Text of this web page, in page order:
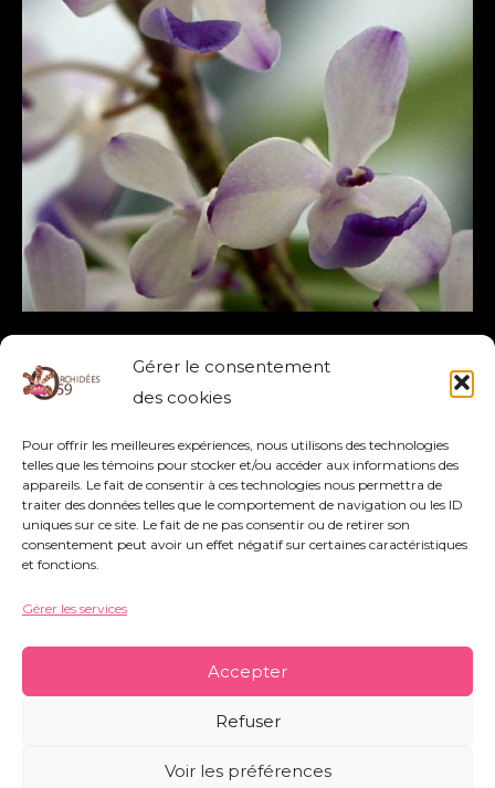
Gérer le consentement
des cookies
Pour offrir les meilleures expériences, nous utilisons des technologies
telles que les témoins pour stocker et/ou accéder aux informations des
appareils. Le fait de consentir à ces technologies nous permettra de
traiter des données telles que le comportement de navigation ou les ID
uniques sur ce site. Le fait de ne pas consentir ou de retirer son
consentement peut avoir un effet négatif sur certaines caractéristiques
et fonctions.
Gérer les services
Accepter
Refuser
Voir les préférences
RHYNCHOSTYLIS COELESTIS
COELESTIS ,RHYNCHOSTYLIS
Lire la suite »
rue Nestor Bouliez - 59690 Vieux-Condé -
orchidees59@orange.fr-Mentions légales-
Politique de témoins-Conditions générales